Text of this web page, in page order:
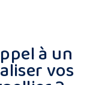
à un
vos